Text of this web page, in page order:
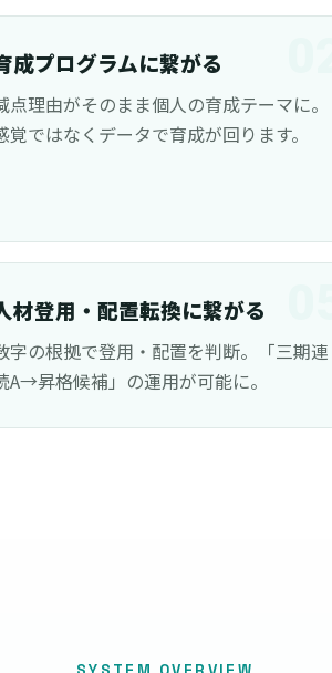
成プログラムに繋がる
点理由がそのまま個人の育成テーマに。
覚ではなくデータで育成が回ります。
材登用・配置転換に繋がる
字の根拠で登用・配置を判断。「三期連
A→昇格候補」の運用が可能に。